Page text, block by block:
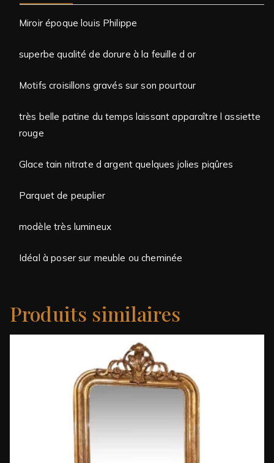
Miroir époque louis Philippe
superbe qualité de dorure à la feuille d or
Motifs croisillons gravés sur son pourtour
très belle patine du temps laissant apparaître l assiette
rouge
Glace tain nitrate d argent quelques jolies piqûres
Parquet de peuplier
modèle très lumineux
Idéal à poser sur meuble ou cheminée
Produits similaires